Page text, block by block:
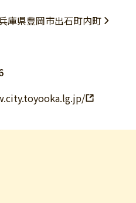
庫県豊岡市出石町内町